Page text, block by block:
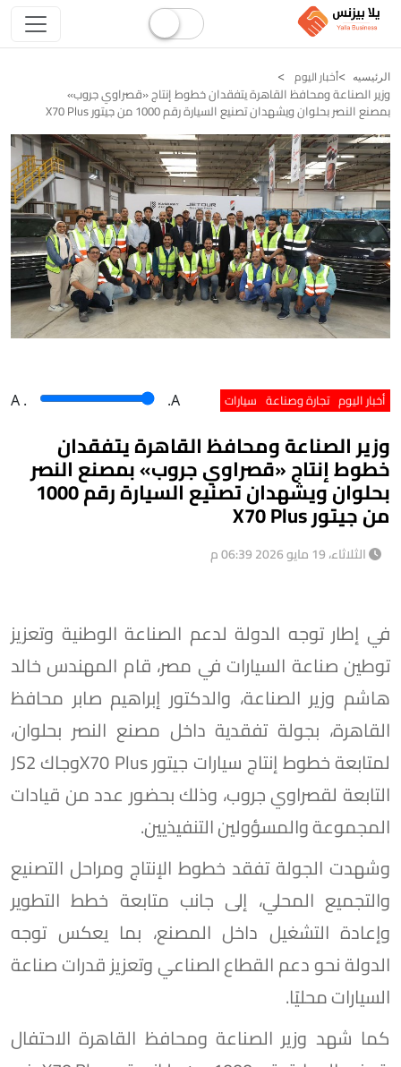
الرئيسيه أخبار اليوم
وزير الصناعة ومحافظ القاهرة يتفقدان خطوط إنتاج «قصراوي جروب»
بمصنع النصر بحلوان ويشهدان تصنيع السيارة رقم 1000 من جيتور X70 Plus
أخبار اليوم تجارة وصناعة سيارات A . .A
وزير الصناعة ومحافظ القاهرة يتفقدان
خطوط إنتاج «قصراوي جروب» بمصنع النصر
بحلوان ويشهدان تصنيع السيارة رقم 1000
من جيتور X70 Plus
الثلاثاء، 19 مايو 2026 06:39 م
في إطار توجه الدولة لدعم الصناعة الوطنية وتعزيز
توطين صناعة السيارات في مصر، قام المهندس خالد
هاشم وزير الصناعة، والدكتور إبراهيم صابر محافظ
القاهرة، بجولة تفقدية داخل مصنع النصر بحلوان،
لمتابعة خطوط إنتاج سيارات جيتور X70 Plusوجاك JS2
التابعة لقصراوي جروب، وذلك بحضور عدد من قيادات
المجموعة والمسؤولين التنفيذيين.
وشهدت الجولة تفقد خطوط الإنتاج ومراحل التصنيع
والتجميع المحلي، إلى جانب متابعة خطط التطوير
وإعادة التشغيل داخل المصنع، بما يعكس توجه
الدولة نحو دعم القطاع الصناعي وتعزيز قدرات صناعة
السيارات محليًا.
كما شهد وزير الصناعة ومحافظ القاهرة الاحتفال